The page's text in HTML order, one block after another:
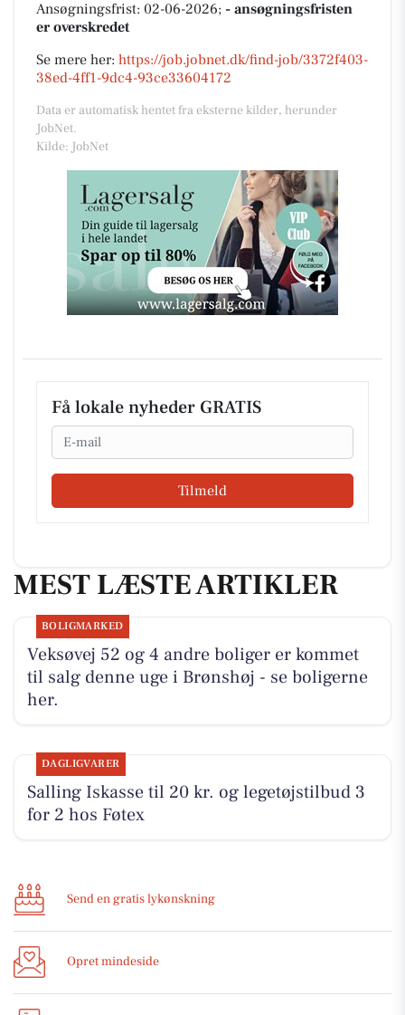
Ansøgningsfrist: 02-06-2026; - ansøgningsfristen
er overskredet
Se mere her: https://job.jobnet.dk/find-job/3372f403-
38ed-4ff1-9dc4-93ce33604172
Data er automatisk hentet fra eksterne kilder, herunder
JobNet.
Kilde: JobNet
Få lokale nyheder GRATIS
Email
Tilmeld
MEST LÆSTE ARTIKLER
BOLIGMARKED
Veksøvej 52 og 4 andre boliger er kommet
til salg denne uge i Brønshøj - se boligerne
her.
DAGLIGVARER
Salling Iskasse til 20 kr. og legetøjstilbud 3
for 2 hos Føtex
Send en gratis lykønskning
Opret mindeside